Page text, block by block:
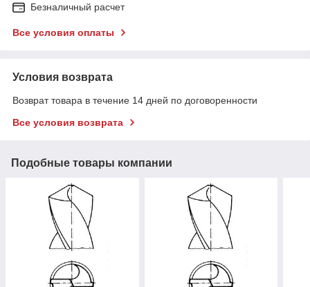
Безналичный расчет
Все условия оплаты
Условия возврата
Возврат товара в течение 14 дней по договоренности
Все условия возврата
Подобные товары компании